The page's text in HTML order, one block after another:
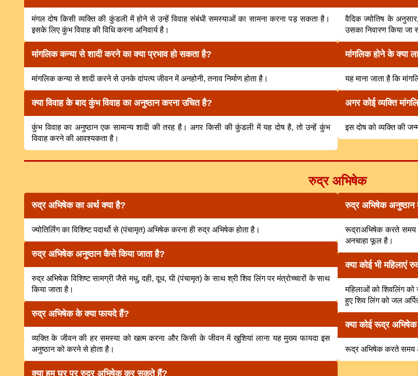
मंगल दोष किसी व्यक्ति की कुंडली में होने से उन्हें विवाह संबंधी समस्याओं का सामना करना पड़ सकता है।
इसके लिए कुंभ विवाह की विधि करना अनिवार्य है।
मांगलिक कन्या से शादी करने का क्या प्रभाव हो सकता है?
मांगलिक कन्या से शादी करने से उनके दांपत्य जीवन में अनहोनी, तनाव निर्माण होता है।
क्या विवाह के बाद कुंभ विवाह का अनुष्ठान करना उचित है?
कुंभ विवाह का अनुष्ठान एक सामान्य शादी की तरह है। अगर किसी की कुंडली में यह दोष है, तो उन्हें कुंभ
विवाह करने की आवश्यकता है।
वैदिक ज्योतिष के
उसका निवारण किया जा
मांगलिक होने के क्या
यह माना जाता है कि
अगर कोई व्यक्ति
इस दोष को व्यक्ति की
रुद्र अभिषेक
रुद्र अभिषेक का अर्थ क्या है?
ज्योतिर्लिंग का विशिष्ट पदार्थो से (पंचामृत) अभिषेक करना ही रुद्र अभिषेक होता है।
रुद्र अभिषेक अनुष्ठान कैसे किया जाता है?
रुद्र अभिषेक विशिष्ट सामग्री जैसे मधु, दही, दूध, घी (पंचामृत) के साथ श्री शिव लिंग पर मंत्रोच्चारों के साथ
किया जाता है।
रुद्र अभिषेक के क्या फायदे हैं?
व्यक्ति के जीवन की हर समस्या को खत्म करना और किसी के जीवन में खुशियां लाना यह मुख्य फायदा इस
अनुष्ठान को करने से होता है।
क्या हम घर पर रुद्र अभिषेक कर सकते हैं?
रुद्र अभिषेक अनुष्ठान
रूद्राअभिषेक करते समय
अनचाहा फूल है।
क्या कोई भी
महिलाओं को शिवलिंग
हुए शिव लिंग को जल
क्या कोई रूद्र
रूद्र अभिषेक करते समय